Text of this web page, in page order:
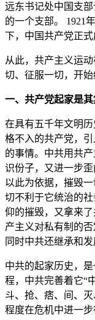
远东书记处中国支
的一个支部。 1921
下，中国共产党正式
从此，共产主义运
切、征服一切，开始
一、共产党起家是
在具有五千年文明
格不入的共产党，
的事情。中共用共
识份子，又进一步
以此为依据，摧毁
切不利于它统治的
仰的摧毁，又拿来
产主义对私有制的
同时中共还继承和
中共的起家历史，
程，中共完善着它“
斗、抢、痞、间、
程度在危机中进一步